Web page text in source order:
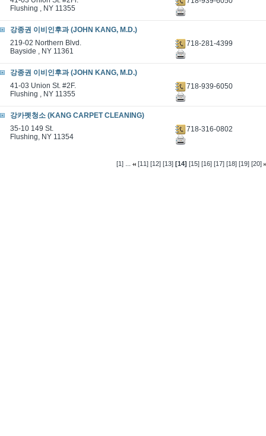
Flushing , NY 11355
강종권 이비인후과 (JOHN KANG, M.D.)
219-02 Northern Blvd.
Bayside , NY 11361
718-281-4399
강종권 이비인후과 (JOHN KANG, M.D.)
41-03 Union St. #2F.
Flushing , NY 11355
718-939-6050
강카펫청소 (KANG CARPET CLEANING)
35-10 149 St.
Flushing, NY 11354
718-316-0802
[1]... [11] [12] [13] [14] [15] [16] [17] [18] [19] [20]